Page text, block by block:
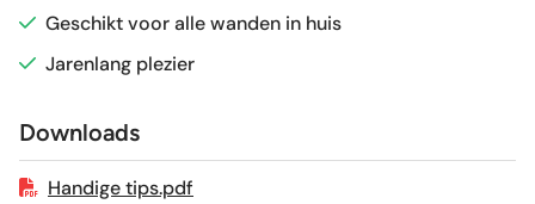
Vorstbestendig
Geschikt voor alle wanden in huis
Jarenlang plezier
Downloads
Handige tips.pdf